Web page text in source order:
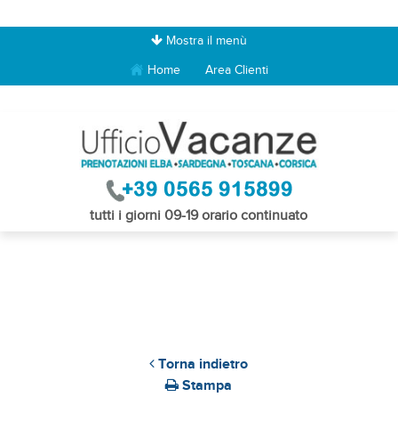
Mostra il menù
Home Area Clienti
tutti i giorni 09-19 orario continuato
Torna indietro
Stampa